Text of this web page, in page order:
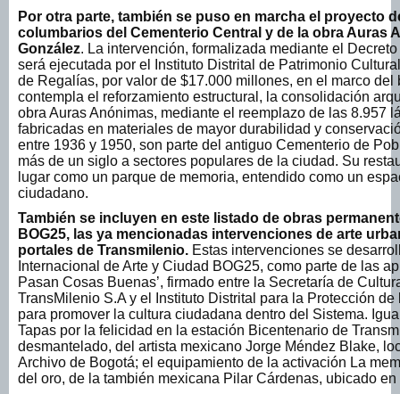
Por otra parte, también se puso en marcha el proyecto
columbarios del Cementerio Central y de la obra Auras
González. La intervención, formalizada mediante el
será ejecutada por el Instituto Distrital de Patrimonio
de Regalías, por valor de $17.000 millones, en el marco
contempla el reforzamiento estructural, la consolidación
obra Auras Anónimas, mediante el reemplazo de las 8.957
fabricadas en materiales de mayor durabilidad y
entre 1936 y 1950, son parte del antiguo Cementerio de
más de un siglo a sectores populares de la ciudad. Su
lugar como un parque de memoria, entendido como un
ciudadano.
También se incluyen en este listado de obras
BOG25, las ya mencionadas intervenciones de arte
portales de Transmilenio. Estas intervenciones se
Internacional de Arte y Ciudad BOG25, como parte de las
Pasan Cosas Buenas’, firmado entre la Secretaría de
TransMilenio S.A y el Instituto Distrital para la Protección
para promover la cultura ciudadana dentro del Sistema.
Tapas por la felicidad en la estación Bicentenario de
desmantelado, del artista mexicano Jorge Méndez Blake,
Archivo de Bogotá; el equipamiento de la activación La
del oro, de la también mexicana Pilar Cárdenas, ubicado